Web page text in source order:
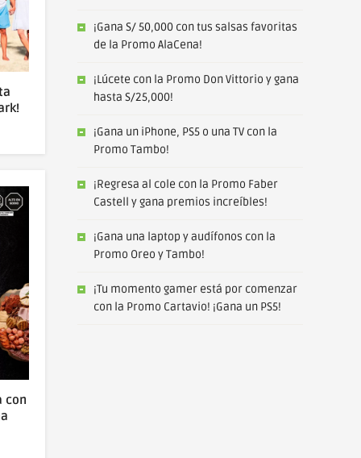
con
¡Gana S/ 50,000 con tus salsas favoritas
de la Promo AlaCena!
¡Lúcete con la Promo Don Vittorio y gana
hasta S/25,000!
¡Gana un iPhone, PS5 o una TV con la
Promo Tambo!
¡Regresa al cole con la Promo Faber
Castell y gana premios increíbles!
¡Gana una laptop y audífonos con la
Promo Oreo y Tambo!
¡Tu momento gamer está por comenzar
con la Promo Cartavio! ¡Gana un PS5!